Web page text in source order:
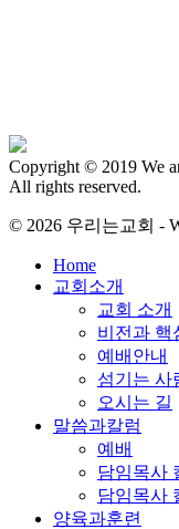
Copyright © 2019 We
All rights reserved.
© 2026 우리는교회 -
Close
Menu
Home
교회소개
교회 소개
비전과 핵
예배안내
섬기는 사
오시는 길
말씀과칼럼
예배
담임목사
담임목사
양육과훈련